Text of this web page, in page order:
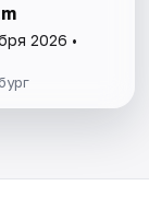
2026 •